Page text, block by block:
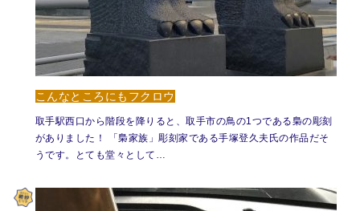
こんなところにもフクロウ
取手駅西口から階段を降りると、取手市の鳥の1つである梟の彫刻
がありました！ 「梟家族」彫刻家である手塚登久夫氏の作品だそ
うです。とても堂々として…